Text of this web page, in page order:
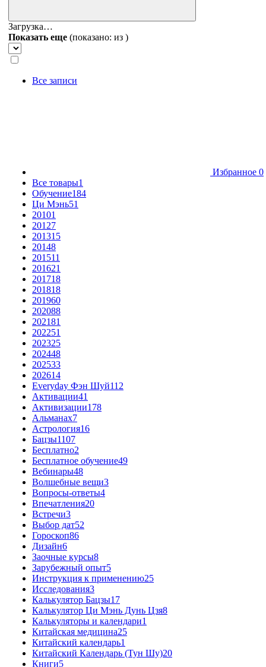
Загрузка…
Показать еще (показано: из )
Все записи
Избранное 0
Все товары1
Обучение184
Ци Мэнь51
20101
20127
201315
20148
201511
201621
201718
201818
201960
202088
202181
202251
202325
202448
202533
202614
Everyday Фэн Шуй112
Активации41
Активизации178
Альманах7
Астрология16
Бацзы1107
Бесплатно2
Бесплатное обучение49
Вебинары48
Волшебные вещи3
Вопросы-ответы4
Впечатления20
Встречи3
Выбор дат52
Гороскоп86
Дизайн6
Заочные курсы8
Зарубежный опыт5
Инструкция к применению25
Исследования3
Калькулятор Бацзы17
Калькулятор Ци Мэнь Дунь Цзя8
Калькуляторы и календари1
Китайская медицина25
Китайский календарь1
Китайский Календарь (Тун Шу)20
Книги5